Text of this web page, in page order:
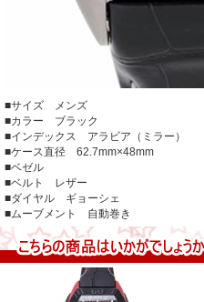
■サイズ メンズ
■カラー ブラック
■インデックス アラビア（ミラー）
■ケース直径 62.7mm×48mm
■ベゼル
■ベルト レザー
■ダイヤル ギョーシェ
■ムーブメント 自動巻き